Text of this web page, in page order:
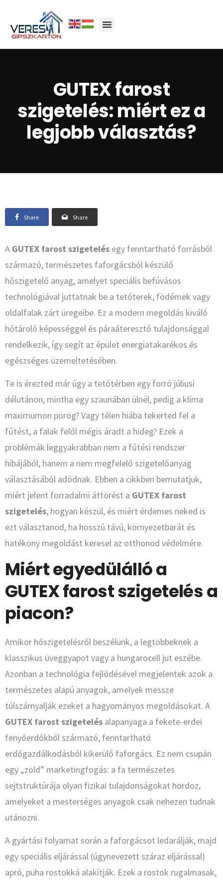
GUTEX farost
szigetelés: miért ez a
legjobb választás?
Share Share
A GUTEX farost szigetelés egy fenntartható forrásból
származó, természetes faforgácsból készülő
hőszigetelő anyag, amelyet speciális befúvásos
technológiával juttatnak be a tetőterek, födémek vagy
oldalfalak zárt üregeibe. Ez a modern megoldás kiváló
hőtároló képességgel és páraáteresztő tulajdonsággal
rendelkezik, így segít az épület energiatakarékos és
egészséges üzemeltetésében.
Te is érezted már úgy a tetőtérben egy forró júliusi
délutánon, mintha egy szaunában ülnél, pedig a klíma
maximumon pörög? Vagy télen hiába tekerted fel a
fűtést, a falak felől mégis áradt a hideg? Ezek a
problémák leggyakrabban nem a fűtési rendszer
hibájából, hanem a nem megfelelő szigetelőanyag
választásából adódnak. Ebben a cikkben bemutatjuk,
miért jelent forradalmi áttörést a GUTEX farost
szigetelés, hogyan készül, és miért érdemes neked is
ezt választanod, ha hosszú távú, környezetbarát és
hatékony megoldást keresel az otthonod védelmére.
Miért egyedülálló a
GUTEX farost szigetelés a
piacon?
Amikor hőszigetelésről beszélünk, a legtöbbeknek a
klasszikus üveggyapot vagy a hungarocell jut eszébe.
Azonban a technológia fejlődésével megjelentek azok a
természetes alapú anyagok, amelyek messze
túlszárnyalják ezeket a hagyományos megoldásokat. A
GUTEX farost szigetelés alapanyaga a fekete-erdei
fenyőerdőkből származó, fenntartható
erdőgazdálkodásból kikerülő faforgács. Ez nem csupán
egy „zöld” marketingfogás: a fa természetes
sejtstruktúrája olyan fizikai tulajdonságokat hordoz,
amelyeket a mesterséges anyagok csak nehezen tudnak
utánozni.
A gyártási folyamat során a faforgácsot ledarálják, majd
egy speciális eljárással (úgynevezett száraz eljárással)
apró, puha rostokká alakítják. Ezek a rostok rugalmasak,